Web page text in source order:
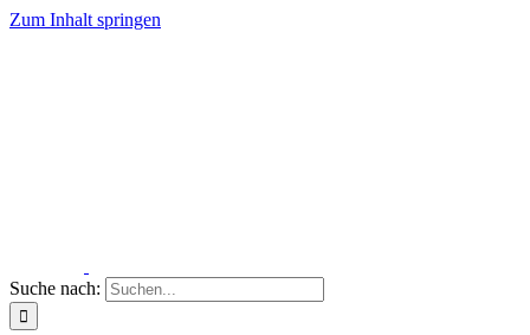
Zum Inhalt springen
Suche nach: